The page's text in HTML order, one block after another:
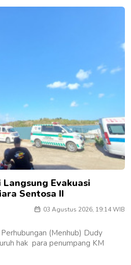
Evakuasi
Sentosa II
03 Agustus 2026, 19:14 WIB
(Menhub) Dudy
hak para penumpang KM